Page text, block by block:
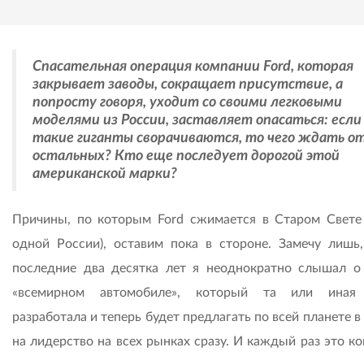
Спасательная операция компании Ford, которая
закрывает заводы, сокращает присутствие, а
попросту говоря, уходит со своими легковыми
моделями из России, заставляет опасаться:
такие гиганты сворачиваются, то чего ждать
остальных? Кто еще последует дорогой этой
американской марки?
Причины, по которым Ford сжимается в Старом
одной России), оставим пока в стороне. Замечу
последние два десятка лет я неоднократно слышал о
«всемирном автомобиле», который та или
разработала и теперь будет предлагать по всей планете в
на лидерство на всех рынках сразу. И каждый раз это